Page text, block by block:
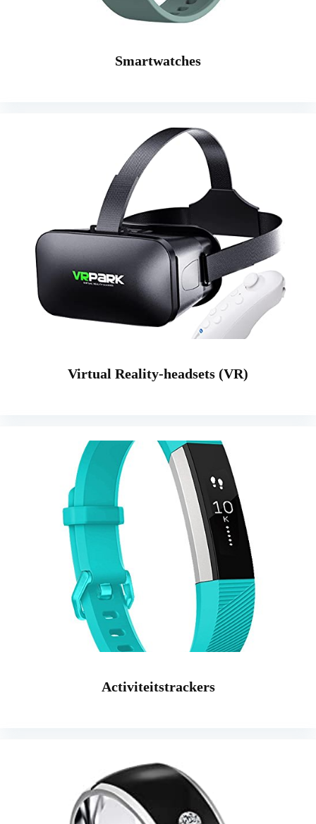
Smartwatches
Virtual Reality-headsets (VR)
Activiteitstrackers